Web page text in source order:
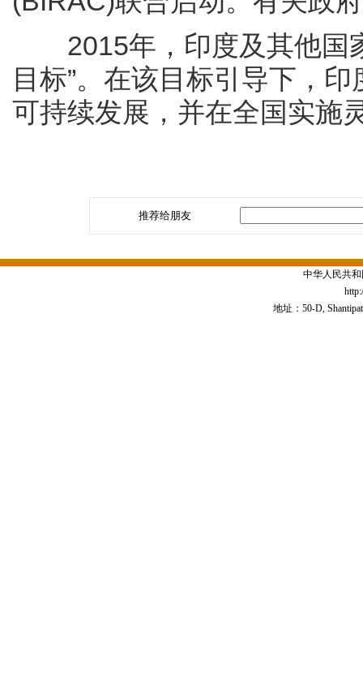
2015年，印度及其他国
目标”。在该目标引导下，
可持续发展，并在全国实施
推荐给朋友
中华人民共
地址：50-D,